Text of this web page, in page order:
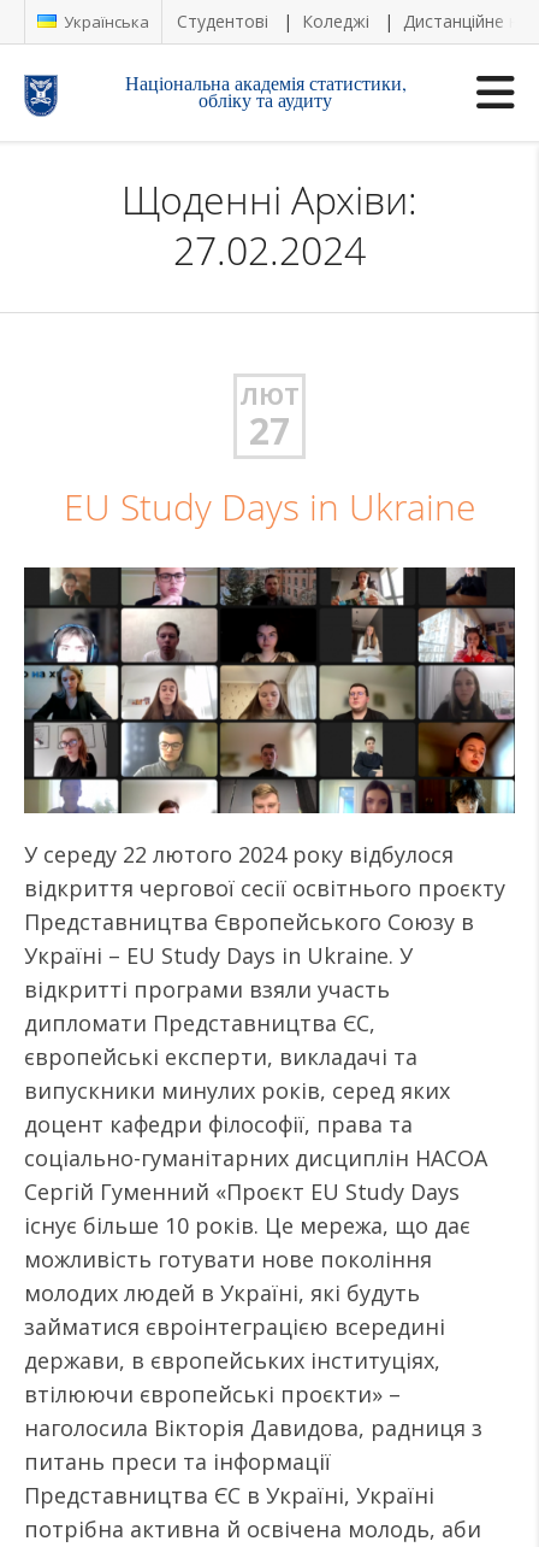
Українська Студентові Коледжі Дистанційне
Національна академія статистики,
обліку та аудиту
Щоденні Архіви:
27.02.2024
ЛЮТ
27
EU Study Days in Ukraine
У середу 22 лютого 2024 року відбулося
відкриття чергової сесії освітнього проєкту
Представництва Європейського Союзу в
Україні – EU Study Days in Ukraine. У
відкритті програми взяли участь
дипломати Представництва ЄС,
європейські експерти, викладачі та
випускники минулих років, серед яких
доцент кафедри філософії, права та
соціально-гуманітарних дисциплін НАСОА
Сергій Гуменний «Проєкт EU Study Days
існує більше 10 років. Це мережа, що дає
можливість готувати нове покоління
молодих людей в Україні, які будуть
займатися євроінтеграцією всередині
держави, в європейських інституціях,
втілюючи європейські проєкти» –
наголосила Вікторія Давидова, радниця з
питань преси та інформації
Представництва ЄС в Україні, Україні
потрібна активна й освічена молодь, аби